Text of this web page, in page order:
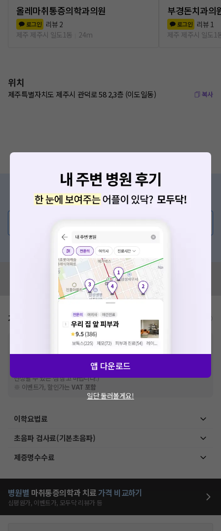
올레마취통증의학과의원
로그인 리뷰 2
제주 제주시 일도1동
24m
부경돈치과의
로그인 리뷰 1
제주 제주시 일도1
위치
제주특별자치도 제주시 관덕로 58 2,3층 (이도일동) 복사
증상/치료, 궁금한 점이 있나요?
의사가 직접 답해드려요!
혹은, 의료상담 서비스에 다양한 게시글 보러가기
혹시 잘못된 병원정보가 있나요?
모두닥 팀에 알려주세요!
가격표 비급여/급여 진료란?
추가비용 등으로 실제 가격과 상이할 수 있으니, 정확
건강보험심사평가원
격입니다. (진료와 연관된 복합적인 비용이 추가되어, 병원마다 금액이 다르게
산정될 수 있는 점 참고 바랍니다.)
※ 이벤트가, 할인가는VAT 포함
이학요법료
초음파 검사료(기본초음파)
제증명수수료
병원별 마취통증의학과 치료가격 비교하기
심평원가, 이벤트가, 모두닥 리뷰가 등
앱 다운로드
일단 둘러볼게요!